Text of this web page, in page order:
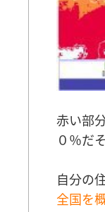
赤い部
０％だ
自分の
全国を